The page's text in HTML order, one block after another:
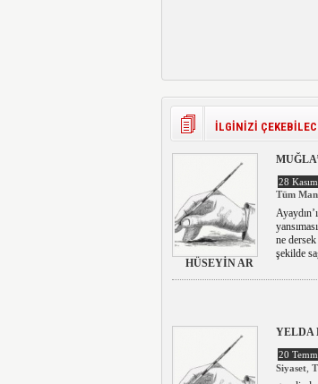
İLGİNİZİ
HÜSEYİN AR
28
Tüm
ne
şekilde
YELDA
20
Siyaset,